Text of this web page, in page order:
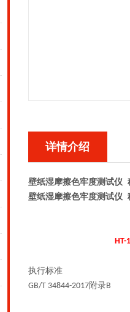
详情介绍
壁纸湿摩擦色牢度测试仪
壁纸湿摩擦色牢度测试仪
HT-
执行标准
GB/T 34844-2017附录B